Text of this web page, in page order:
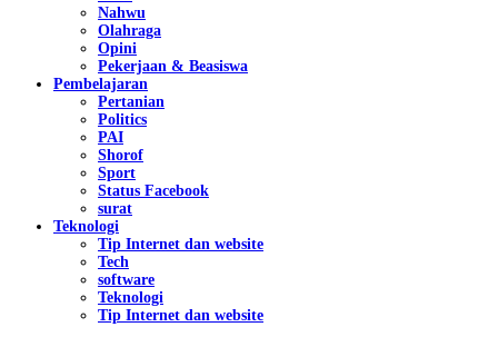
Nahwu
Olahraga
Opini
Pekerjaan & Beasiswa
Pembelajaran
Pertanian
Politics
PAI
Shorof
Sport
Status Facebook
surat
Teknologi
Tip Internet dan website
Tech
software
Teknologi
Tip Internet dan website